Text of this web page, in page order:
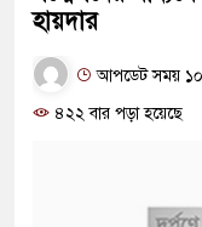
হায়দার
আপডেট সময়
৪২২ বার পড়া হয়েছে